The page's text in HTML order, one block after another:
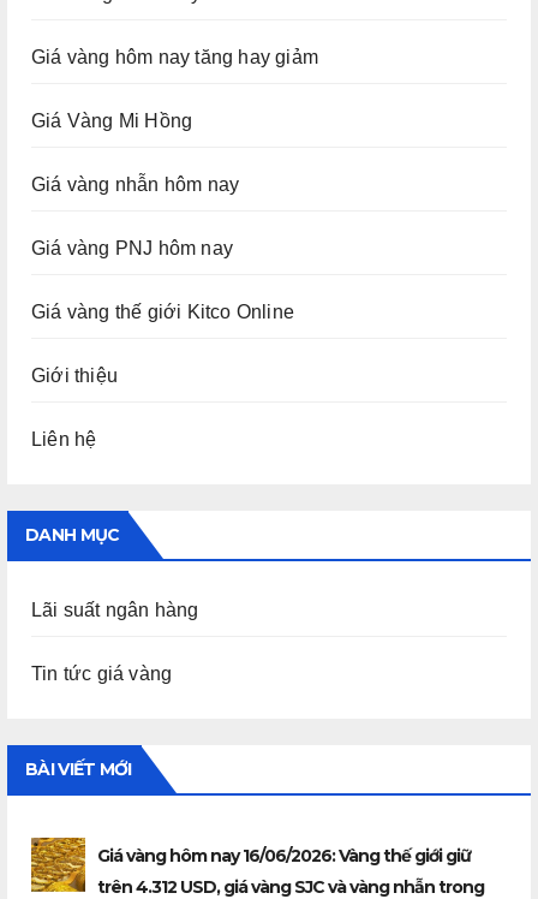
Giá vàng hôm nay tăng hay giảm
Giá Vàng Mi Hồng
Giá vàng nhẫn hôm nay
Giá vàng PNJ hôm nay
Giá vàng thế giới Kitco Online
Giới thiệu
Liên hệ
DANH MỤC
Lãi suất ngân hàng
Tin tức giá vàng
BÀI VIẾT MỚI
Giá vàng hôm nay 16/06/2026: Vàng thế giới giữ
trên 4.312 USD, giá vàng SJC và vàng nhẫn trong